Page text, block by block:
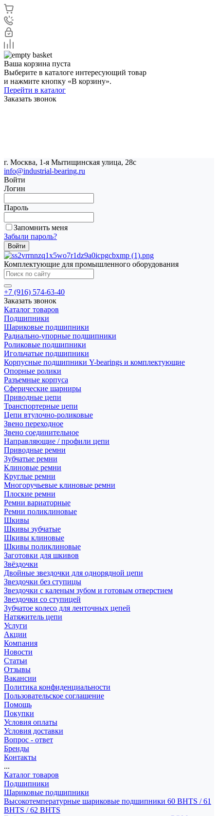
Ваша корзина пуста
Выберите в каталоге интересующий товар
и нажмите кнопку «В корзину».
Перейти в каталог
Заказать звонок
г. Москва, 1-я Мытищинская улица, 28с
info@industrial-bearing.ru
Войти
Логин
Пароль
Запомнить меня
Забыли пароль?
Комплектующие для промышленного оборудования
+7 (916) 574-63-40
Заказать звонок
Каталог товаров
Подшипники
Шариковые подшипники
Радиально-упорные подшипники
Роликовые подшипники
Игольчатые подшипники
Корпусные подшипники Y-bearings и комплектующие
Опорные ролики
Разъемные корпуса
Сферические шарниры
Приводные цепи
Транспортерные цепи
Цепи втулочно-роликовые
Звено переходное
Звено соединительное
Направляющие / профили цепи
Приводные ремни
Зубчатые ремни
Клиновые ремни
Круглые ремни
Многоручьевые клиновые ремни
Плоские ремни
Ремни вариаторные
Ремни поликлиновые
Шкивы
Шкивы зубчатые
Шкивы клиновые
Шкивы поликлиновые
Заготовки для шкивов
Звёздочки
Двойные звездочки для однорядной цепи
Звездочки без ступицы
Звездочки с каленым зубом и готовым отверстием
Звездочки со ступицей
Зубчатое колесо для ленточных цепей
Натяжитель цепи
Услуги
Акции
Компания
Новости
Статьи
Отзывы
Вакансии
Политика конфиденциальности
Пользовательское соглашение
Помощь
Покупки
Условия оплаты
Условия доставки
Вопрос - ответ
Бренды
Контакты
...
Каталог товаров
Подшипники
Шариковые подшипники
Высокотемпературные шариковые подшипники 60 BHTS / 61
BHTS / 62 BHTS